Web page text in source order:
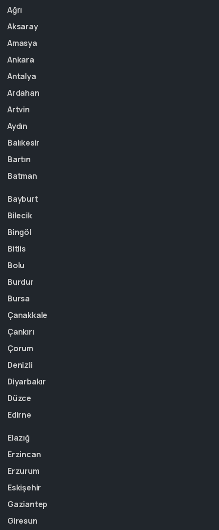
Ağrı
Aksaray
Amasya
Ankara
Antalya
Ardahan
Artvin
Aydın
Balıkesir
Bartın
Batman
Bayburt
Bilecik
Bingöl
Bitlis
Bolu
Burdur
Bursa
Çanakkale
Çankırı
Çorum
Denizli
Diyarbakır
Düzce
Edirne
Elazığ
Erzincan
Erzurum
Eskişehir
Gaziantep
Giresun